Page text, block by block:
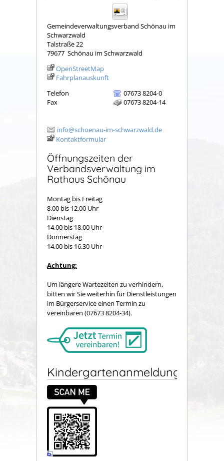
Gemeindeverwaltungsverband Schönau im
Schwarzwald
Talstraße 22
79677 Schönau im Schwarzwald
OpenStreetMap
Fahrplanauskunft
Telefon
07673 8204-0
Fax
07673 8204-14
info@schoenau-im-schwarzwald.de
Kontaktformular
Öffnungszeiten der
Verbandsverwaltung im
Rathaus Schönau
Montag bis Freitag
8.00 bis 12.00 Uhr
Dienstag
14.00 bis 18.00 Uhr
Donnerstag
14.00 bis 16.30 Uhr
Achtung:
Um längere Wartezeiten zu verhindern,
bitten wir Sie weiterhin für Dienstleistungen
im Bürgerservice einen Termin zu
vereinbaren (07673 8204-34).
Kindergartenanmeldung